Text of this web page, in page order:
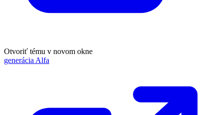
Otvoriť tému v novom okne
generácia Alfa